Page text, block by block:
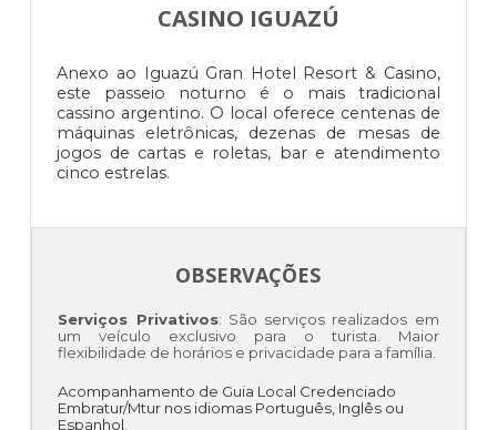
CASINO IGUAZÚ
Anexo ao Iguazú Gran Hotel Resort & Casino,
este passeio noturno é o mais tradicional
cassino argentino. O local oferece centenas de
máquinas eletrônicas, dezenas de mesas de
jogos de cartas e roletas, bar e atendimento
cinco estrelas.
OBSERVAÇÕES
Serviços Privativos: São serviços realizados em
um veículo exclusivo para o turista. Maior
flexibilidade de horários e privacidade para a família.
Acompanhamento de Guia Local Credenciado
Embratur/Mtur nos idiomas Português, Inglês ou
Espanhol.